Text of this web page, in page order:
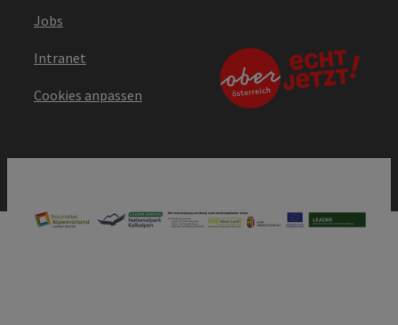
Jobs
Intranet
Cookies anpassen